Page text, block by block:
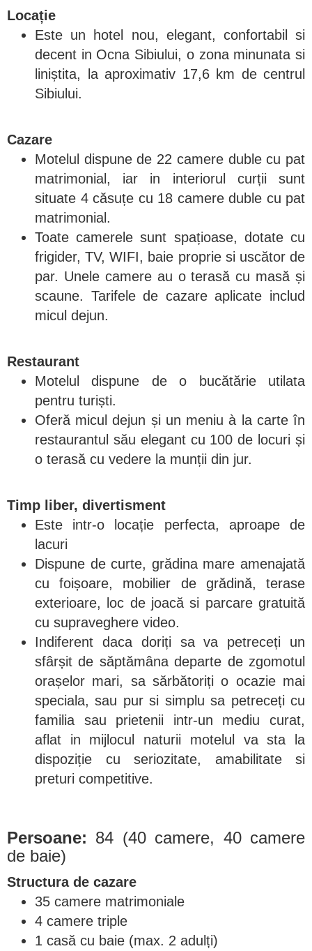
Locație
Este un hotel nou, elegant, confortabil si
decent in Ocna Sibiului, o zona minunata si
liniștita, la aproximativ 17,6 km de centrul
Sibiului.
Cazare
Motelul dispune de 22 camere duble cu pat
matrimonial, iar in interiorul curții sunt
situate 4 căsuțe cu 18 camere duble cu pat
matrimonial.
Toate camerele sunt spațioase, dotate cu
frigider, TV, WIFI, baie proprie si uscător de
par. Unele camere au o terasă cu masă și
scaune. Tarifele de cazare aplicate includ
micul dejun.
Restaurant
Motelul dispune de o bucătărie utilata
pentru turiști.
Oferă micul dejun și un meniu à la carte în
restaurantul său elegant cu 100 de locuri și
o terasă cu vedere la munții din jur.
Timp liber, divertisment
Este intr-o locație perfecta, aproape de
lacuri
Dispune de curte, grădina mare amenajată
cu foișoare, mobilier de grădină, terase
exterioare, loc de joacă si parcare gratuită
cu supraveghere video.
Indiferent daca doriți sa va petreceți un
sfârșit de săptămâna departe de zgomotul
orașelor mari, sa sărbătoriți o ocazie mai
speciala, sau pur si simplu sa petreceți cu
familia sau prietenii intr-un mediu curat,
aflat in mijlocul naturii motelul va sta la
dispoziție cu seriozitate, amabilitate si
preturi competitive.
Persoane: 84 (40 camere, 40 camere
de baie)
Structura de cazare
35 camere matrimoniale
4 camere triple
1 casă cu baie (max. 2 adulți)